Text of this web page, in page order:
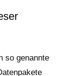
so genannte